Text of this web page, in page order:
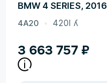
BMW 4 SERIES, 2016
4A20 420I ʎ
3 663 757 ₽